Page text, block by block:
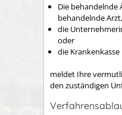
Die behandelnde
behandelnde Arzt,
die
oder
die Krankenkasse
meldet Ihre
den zuständigen